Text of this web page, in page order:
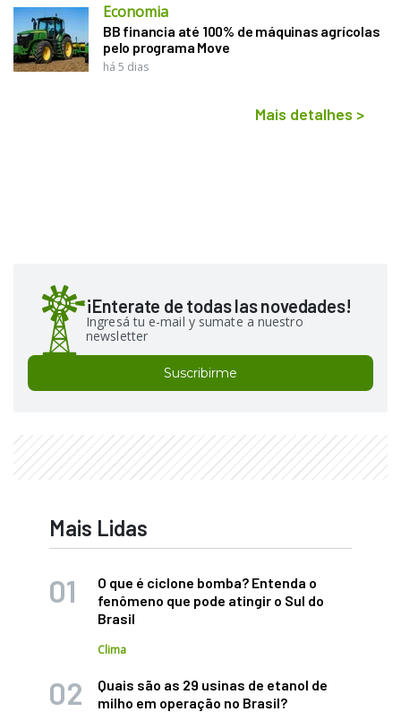
Economia
BB financia até 100% de máquinas agrícolas
pelo programa Move
há 5 dias
Mais detalhes >
¡Enterate de todas las novedades!
Ingresá tu e-mail y sumate a nuestro
newsletter
Suscribirme
Mais Lidas
O que é ciclone bomba? Entenda o
fenômeno que pode atingir o Sul do
Brasil
Clima
Quais são as 29 usinas de etanol de
milho em operação no Brasil?